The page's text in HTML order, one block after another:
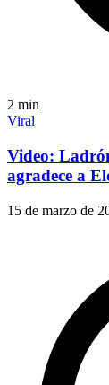
2 min
Viral
Video:
agradece a
15 de marzo de